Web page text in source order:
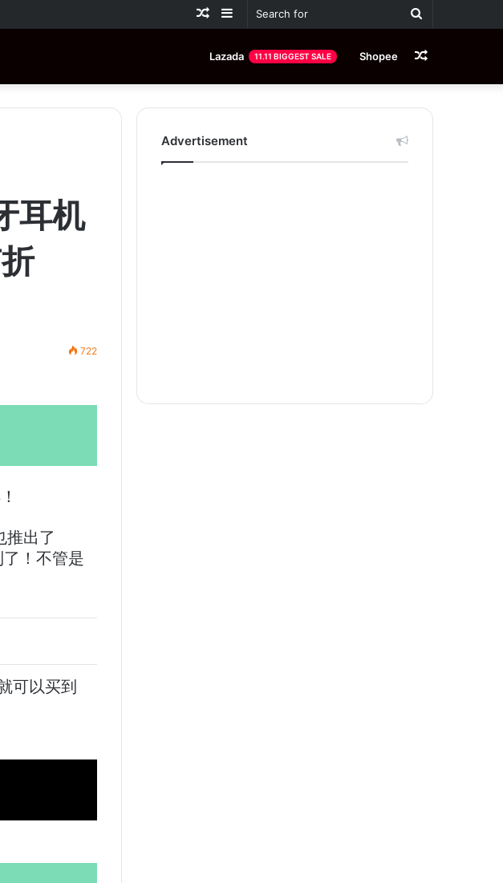
Search
Sidebar
Random
Lazada 11.11 BIGGEST SALE Shopee Random
耳机
722
出了
！不管是
可以买到
Advertisement